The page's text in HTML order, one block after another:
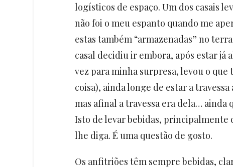
logísticos de espaço. Um dos casais
não foi o meu espanto quando me
estas também “armazenadas” no
casal decidiu ir embora, após estar
vez para minha surpresa, levou o
coisa), ainda longe de estar a
mas afinal a travessa era dela…
Isto de levar bebidas, principalmente
lhe diga. É uma questão de gosto.
Os anfitriões têm sempre bebidas,